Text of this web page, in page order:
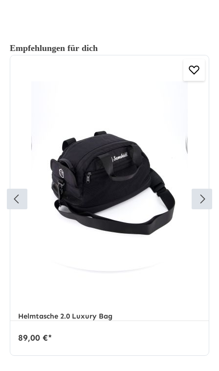
Produktgalerie überspringen
Empfehlungen für dich
Helmtasche 2.0 Luxury Bag
89,00 €*